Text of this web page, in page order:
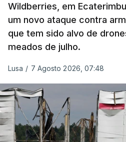
Wildberries, em
um novo ataque contra
que tem sido alvo de
meados de julho.
Lusa / 7 Agosto 2026, 07:48